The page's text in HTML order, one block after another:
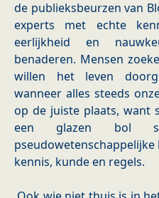
de publieksbeurzen van
experts met echte
eerlijkheid en
benaderen. Mensen
willen het leven
wanneer alles steeds
op de juiste plaats, want
een glazen bol
kennis, kunde en regels.